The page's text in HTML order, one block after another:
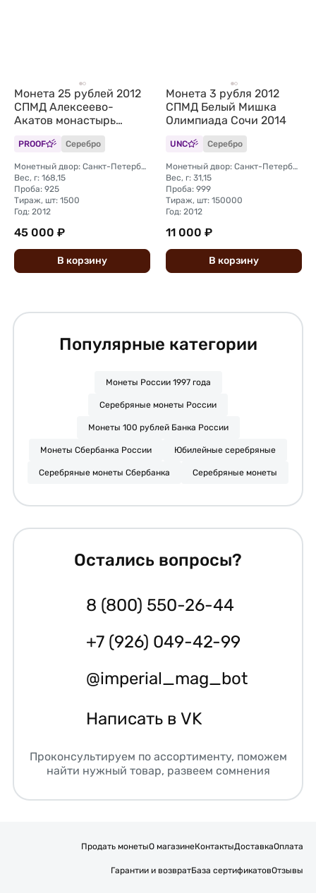
Монета 25 рублей 2012
СПМД Алексеево-
Акатов монастырь
Воронеж
PROOF Серебро
Монетный двор: Санкт-Петербургский (СПМД)
Вес, г: 168,15
Проба: 925
Тираж, шт: 1500
Год: 2012
45 000 ₽
В корзину
Монета 3 рубля 2012
СПМД Белый Мишка
Олимпиада Сочи 2014
UNC Серебро
Монетный двор: Санкт-Петербургский (СПМД)
Вес, г: 31,15
Проба: 999
Тираж, шт: 150000
Год: 2012
11 000 ₽
В корзину
Популярные категории
Монеты России 1997 года
Серебряные монеты России
Монеты 100 рублей Банка России
Монеты Сбербанка России Юбилейные серебряные
Серебряные монеты Сбербанка Серебряные монеты
Остались вопросы?
8 (800) 550-26-44
+7 (926) 049-42-99
@imperial_mag_bot
Написать в VK
Проконсультируем по ассортименту, поможем
найти нужный товар, развеем сомнения
Продать монетыО магазинеКонтактыДоставкаОплата
Гарантии и возвратБаза сертификатовОтзывы